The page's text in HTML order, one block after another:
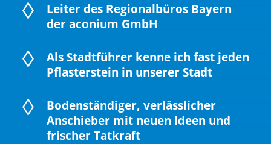
Leiter des Regionalbüros Bayern
der aconium GmbH
Als Stadtführer kenne ich fast jeden
Pflasterstein in unserer Stadt
Bodenständiger, verlässlicher
Anschieber mit neuen Ideen und
frischer Tatkraft